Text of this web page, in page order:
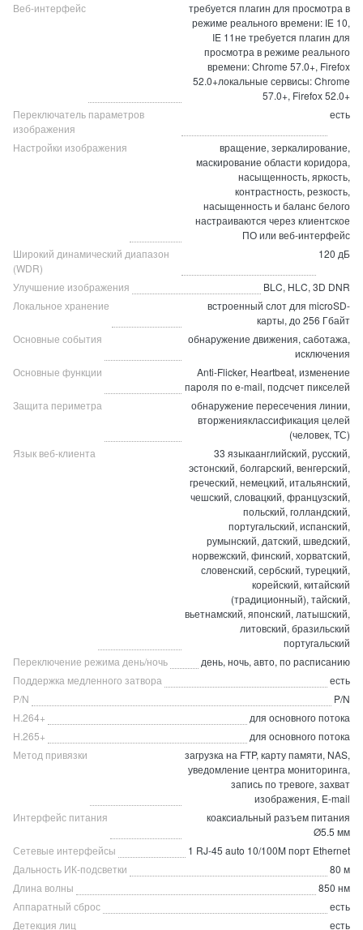
Веб-интерфейс
требуется плагин для просмотра в
режиме реального времени: IE 10,
IE 11не требуется плагин для
просмотра в режиме реального
времени: Chrome 57.0+, Firefox
52.0+локальные сервисы: Chrome
57.0+, Firefox 52.0+
Переключатель параметров
изображения
есть
Настройки изображения
вращение, зеркалирование,
маскирование области коридора,
насыщенность, яркость,
контрастность, резкость,
насыщенность и баланс белого
настраиваются через клиентское
ПО или веб-интерфейс
Широкий динамический диапазон
(WDR)
120 дБ
Улучшение изображения
BLC, HLC, 3D DNR
Локальное хранение
встроенный слот для microSD-
карты, до 256 Гбайт
Основные события
обнаружение движения, саботажа,
исключения
Основные функции
Anti-Flicker, Heartbeat, изменение
пароля по e-mail, подсчет пикселей
Защита периметра
обнаружение пересечения линии,
вторженияклассификация целей
(человек, ТС)
Язык веб-клиента
33 языкаанглийский, русский,
эстонский, болгарский, венгерский,
греческий, немецкий, итальянский,
чешский, словацкий, французский,
польский, голландский,
португальский, испанский,
румынский, датский, шведский,
норвежский, финский, хорватский,
словенский, сербский, турецкий,
корейский, китайский
(традиционный), тайский,
вьетнамский, японский, латышский,
литовский, бразильский
португальский
Переключение режима день/ночь
день, ночь, авто, по расписанию
Поддержка медленного затвора
есть
P/N
P/N
H.264+
для основного потока
H.265+
для основного потока
Метод привязки
загрузка на FTP, карту памяти, NAS,
уведомление центра мониторинга,
запись по тревоге, захват
изображения, E-mail
Интерфейс питания
коаксиальный разъем питания
Ø5.5 мм
Сетевые интерфейсы
1 RJ-45 auto 10/100M порт Ethernet
Дальность ИК-подсветки
80 м
Длина волны
850 нм
Аппаратный сброс
есть
Детекция лиц
есть